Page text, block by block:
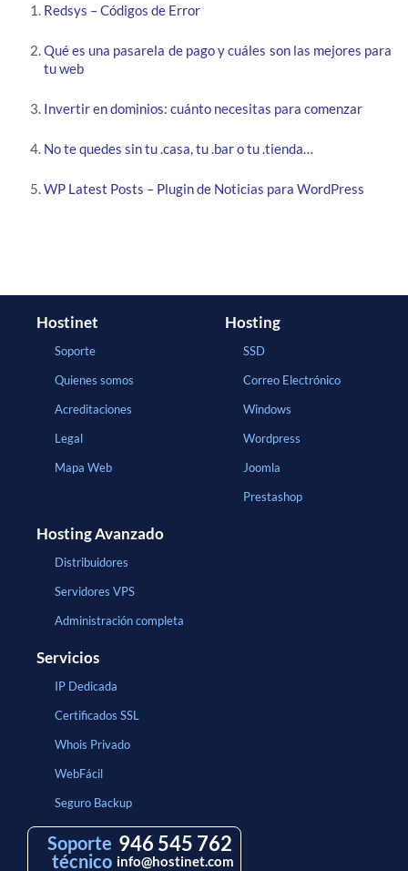
Redsys – Códigos de Error
Qué es una pasarela de pago y cuáles son las mejores para
tu web
Invertir en dominios: cuánto necesitas para comenzar
No te quedes sin tu .casa, tu .bar o tu .tienda…
WP Latest Posts – Plugin de Noticias para WordPress
Hostinet
Soporte
Quienes somos
Acreditaciones
Legal
Mapa Web
Hosting
SSD
Correo Electrónico
Windows
Wordpress
Joomla
Prestashop
Hosting Avanzado
Distribuidores
Servidores VPS
Administración completa
Servicios
IP Dedicada
Certificados SSL
Whois Privado
WebFácil
Seguro Backup
Soporte
técnico
946 545 762
info@hostinet.com